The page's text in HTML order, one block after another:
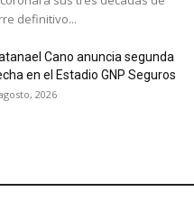
definitivo...
Cano anuncia segunda
en el Estadio GNP Seguros
2026